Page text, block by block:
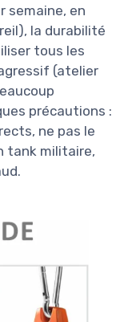
semaine, en
la durabilité
tous les
(atelier
précautions :
ne pas le
tank militaire,